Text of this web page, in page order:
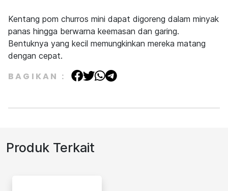
Kentang pom churros mini dapat digoreng dalam minyak
panas hingga berwarna keemasan dan garing.
Bentuknya yang kecil memungkinkan mereka matang
dengan cepat.
BAGIKAN :
Produk Terkait